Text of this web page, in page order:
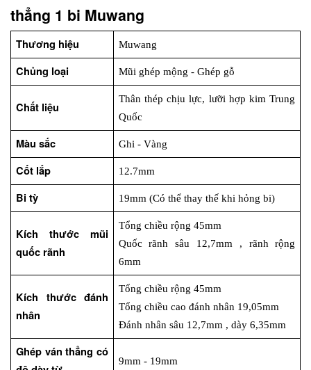
thẳng 1 bi Muwang
Thương hiệu Muwang
Chủng loại Mũi ghép mộng - Ghép gỗ
Chất liệu
Thân thép chịu lực, lưỡi hợp kim Trung
Quốc
Màu sắc Ghi - Vàng
Cốt lắp 12.7mm
Bi tỳ 19mm (Có thể thay thế khi hỏng bi)
Kích thước mũi
quốc rãnh
Tổng chiều rộng 45mm
Quốc rãnh sâu 12,7mm , rãnh rộng
6mm
Kích thước đánh
nhân
Tổng chiều rộng 45mm
Tổng chiều cao đánh nhân 19,05mm
Đánh nhân sâu 12,7mm , dày 6,35mm
Ghép ván thẳng có
9mm - 19mm